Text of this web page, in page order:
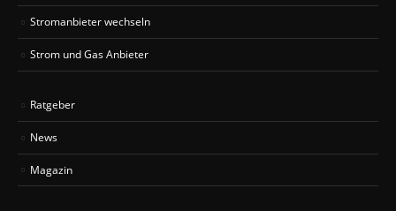
Stromanbieter wechseln
Strom und Gas Anbieter
Ratgeber
News
Magazin